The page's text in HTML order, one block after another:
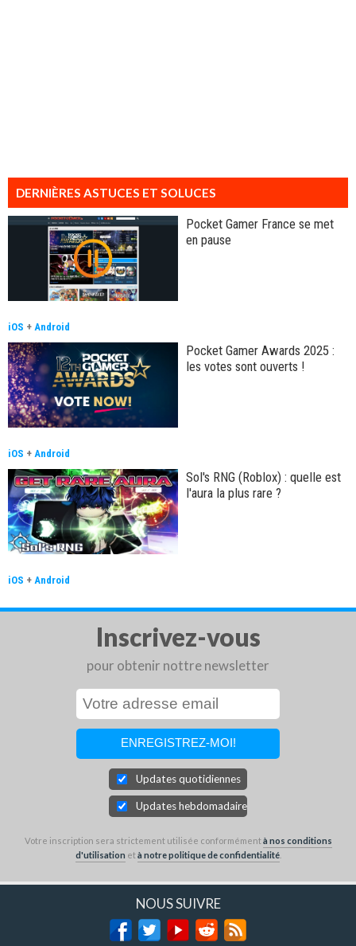
DERNIÈRES ASTUCES ET SOLUCES
Pocket Gamer France se met
en pause
iOS + Android
Pocket Gamer Awards 2025 :
les votes sont ouverts !
iOS + Android
Sol's RNG (Roblox) : quelle est
l'aura la plus rare ?
iOS + Android
Inscrivez-vous
pour obtenir nottre newsletter
Updates quotidiennes
Updates hebdomadaires
Votre inscription sera strictement utilisée conformémentà nos conditions
d'utilisation età notre politique de confidentialité.
NOUS SUIVRE